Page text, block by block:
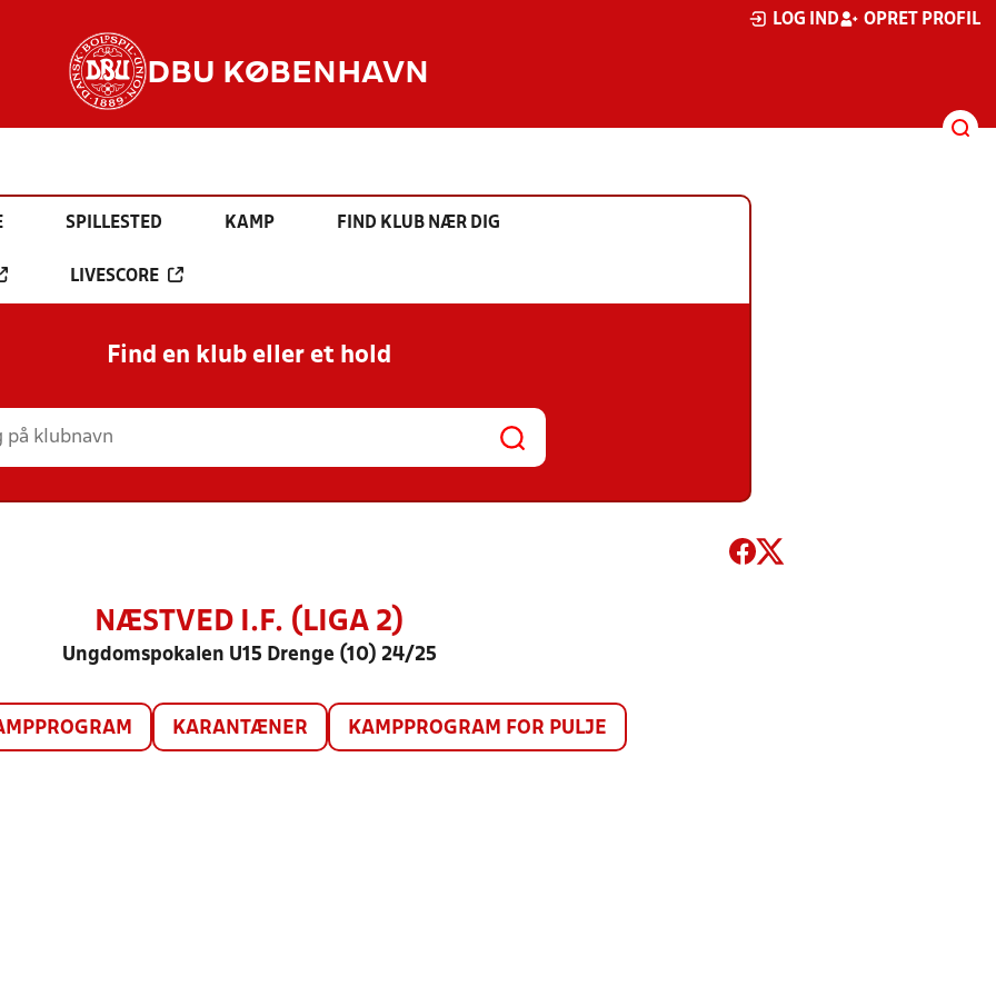
LOG IND OPRET PROFIL
DBU KØBENHAVN
SPILLESTED KAMP FIND KLUB NÆR DIG
LIVESCORE
Find en klub eller et hold
NÆSTVED I.F. (LIGA 2)
Ungdomspokalen U15 Drenge (10) 24/25
KARANTÆNER KAMPPROGRAM FOR PULJE